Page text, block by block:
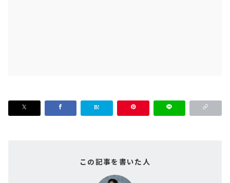
この記事を書いた人